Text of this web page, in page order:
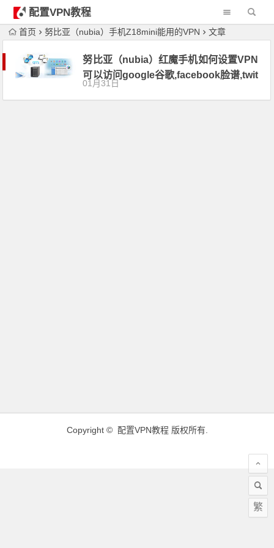
配置VPN教程
首页 努比亚（nubia）手机Z18mini能用的VPN 文章
努比亚（nubia）红魔手机如何设置VPN
可以访问google谷歌,facebook脸谱,twit
ter推特,刷油管youtube,Netflix奈飞梯子
01月31日
Copyright © 配置VPN教程版权所有.
繁